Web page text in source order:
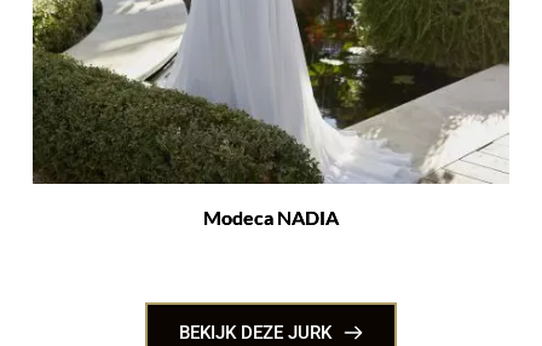
Modeca NADIA
BEKIJK DEZE JURK